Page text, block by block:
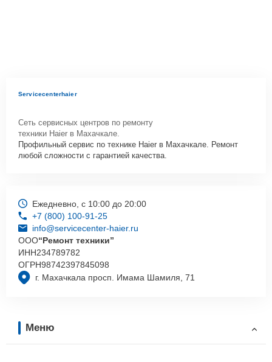
Servicecenterhaier
Сеть сервисных центров по ремонту
техники Haier в Махачкале.
Профильный сервис по технике Haier в Махачкале. Ремонт
любой сложности с гарантией качества.
г. Махачкала просп. Имама Шамиля, 71
Ежедневно, с 10:00 до 20:00
+7 (800) 100-91-25
info@servicecenter-haier.ru
ООО“Ремонт техники”
ИНН234789782
ОГРН98742397845098
Меню